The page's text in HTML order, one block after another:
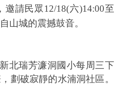
邀請民眾12/18(六)14:00至
山城的震撼鼓音。
北瑞芳濂洞國小每周三下
劃破寂靜的水湳洞社區。